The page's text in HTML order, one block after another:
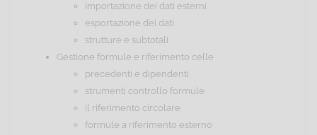
importazione dei dati esterni
esportazione dei dati
strutture e subtotali
Gestione formule e riferimento celle
precedenti e dipendenti
strumenti controllo formule
il riferimento circolare
formule a riferimento esterno